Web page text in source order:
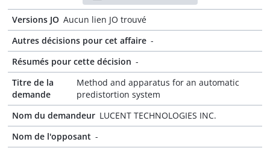
Versions JO Aucun lien JO trouvé
Autres décisions pour cet affaire -
Résumés pour cette décision -
Titre de la
demande
Method and apparatus for an automatic
predistortion system
Nom du demandeur LUCENT TECHNOLOGIES INC.
Nom de l'opposant -